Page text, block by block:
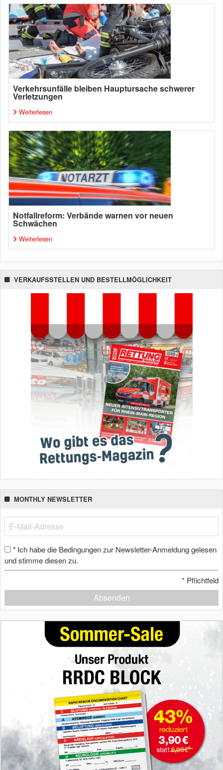
Verkehrsunfälle bleiben Hauptursache schwerer
Verletzungen
Weiterlesen
Notfallreform: Verbände warnen vor neuen
Schwächen
Weiterlesen
VERKAUFSSTELLEN UND BESTELLMÖGLICHKEIT
MONTHLY NEWSLETTER
* Ich habe die Bedingungen zur Newsletter-Anmeldung gelesen
und stimme diesen zu.
* Pflichtfeld
Absenden